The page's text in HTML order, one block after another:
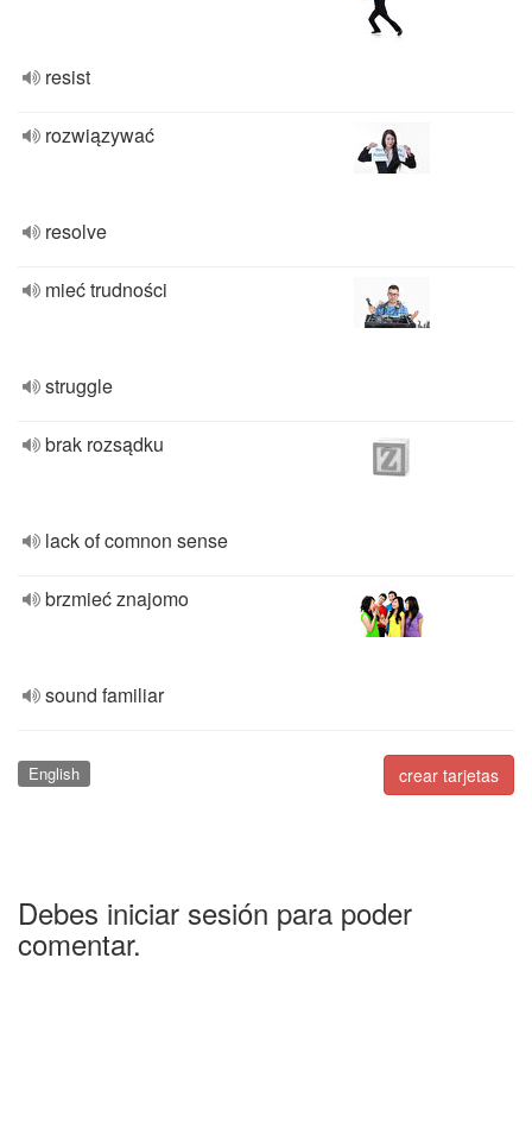
resist
rozwiązywać
resolve
mieć trudności
struggle
brak rozsądku
lack of comnon sense
brzmieć znajomo
sound familiar
crear tarjetas
English
Debes iniciar sesión para poder
comentar.